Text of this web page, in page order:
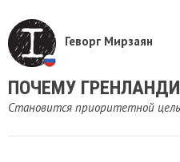
Геворг Мирзаян
ПОЧЕМУ
Становится приоритетной